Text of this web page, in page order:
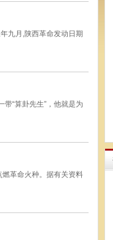
九月,陕西革命发动日期
“算卦先生”，他就是为
革命火种。据有关资料